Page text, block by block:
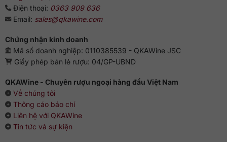
Điện thoại: 0363 909 636
Email: sales@qkawine.com
Chứng nhận kinh doanh
Mã số doanh nghiệp: 0110385539 - QKAWine JSC
Giấy phép bán lẻ rượu: 04/GP-UBND
QKAWine - Chuyên rượu ngoại hàng đầu Việt Nam
Về chúng tôi
Thông cáo báo chí
Liên hệ với QKAWine
Tin tức và sự kiện